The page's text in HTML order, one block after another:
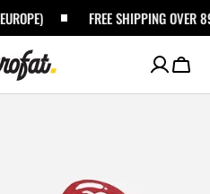
FREE SHIPPING OVER 89.90€ (ITALY) /